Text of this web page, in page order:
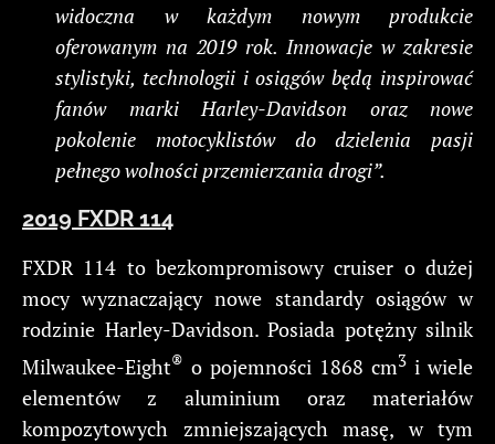
widoczna w każdym nowym produkcie
oferowanym na 2019 rok. Innowacje w zakresie
stylistyki, technologii i osiągów będą inspirować
fanów marki Harley-Davidson oraz nowe
pokolenie motocyklistów do dzielenia pasji
pełnego wolności przemierzania drogi”.
2019 FXDR 114
FXDR 114 to bezkompromisowy cruiser o dużej
mocy wyznaczający nowe standardy osiągów w
rodzinie Harley-Davidson. Posiada potężny silnik
Milwaukee-Eight® o pojemności 1868 cm3 i wiele
elementów z aluminium oraz materiałów
kompozytowych zmniejszających masę, w tym